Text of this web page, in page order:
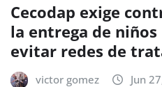
Cecodap exige
la entrega de
evitar redes de
victor gomez Jun